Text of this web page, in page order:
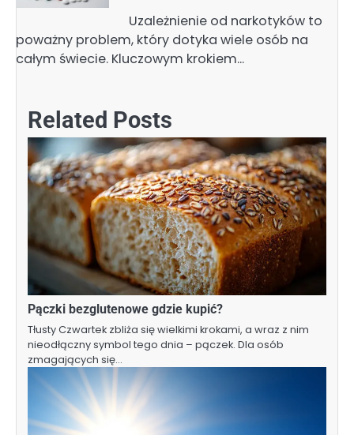
Uzależnienie od narkotyków to
poważny problem, który dotyka wiele osób na
całym świecie. Kluczowym krokiem…
Related Posts
Pączki bezglutenowe gdzie kupić?
Tłusty Czwartek zbliża się wielkimi krokami, a wraz z nim
nieodłączny symbol tego dnia – pączek. Dla osób
zmagających się…